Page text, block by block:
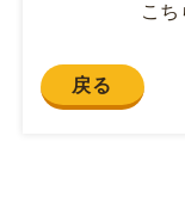
こち
戻る